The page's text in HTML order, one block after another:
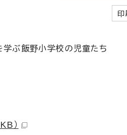
印
ぶ飯野小学校の児童たち
）